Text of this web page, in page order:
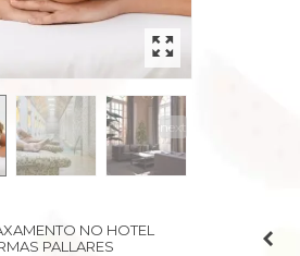
next
NO HOTEL
PALLARES